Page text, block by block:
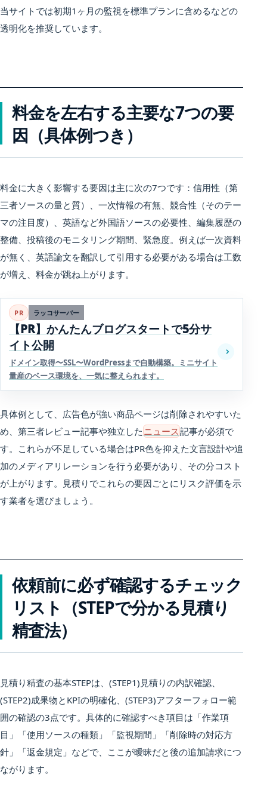
当サイトでは初期1ヶ月の監視を標準プランに含めるなどの
透明化を推奨しています。
料金を左右する主要な7つの要
因（具体例つき）
料金に大きく影響する要因は主に次の7つです：信用性（第
三者ソースの量と質）、一次情報の有無、競合性（そのテー
マの注目度）、英語など外国語ソースの必要性、編集履歴の
整備、投稿後のモニタリング期間、緊急度。例えば一次資料
が無く、英語論文を翻訳して引用する必要がある場合は工数
が増え、料金が跳ね上がります。
PR ラッコサーバー
【PR】かんたんブログスタートで5分サ
イト公開
ドメイン取得〜SSL〜WordPressまで自動構築。ミニサイト
量産のベース環境を、一気に整えられます。
具体例として、広告色が強い商品ページは削除されやすいた
め、第三者レビュー記事や独立した ニュース記事が必須で
す。これらが不足している場合はPR色を抑えた文言設計や追
加のメディアリレーションを行う必要があり、その分コスト
が上がります。見積りでこれらの要因ごとにリスク評価を示
す業者を選びましょう。
依頼前に必ず確認するチェック
リスト（STEPで分かる見積り
精査法）
見積り精査の基本STEPは、(STEP1)見積りの内訳確認、
(STEP2)成果物とKPIの明確化、(STEP3)アフターフォロー範
囲の確認の3点です。具体的に確認すべき項目は「作業項
目」「使用ソースの種類」「監視期間」「削除時の対応方
針」「返金規定」などで、ここが曖昧だと後の追加請求につ
ながります。